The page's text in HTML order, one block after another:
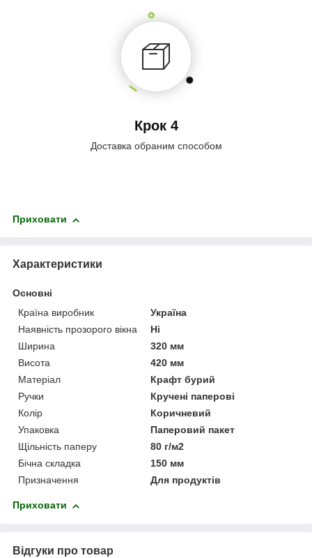
Крок 4
Доставка обраним способом
Приховати
Характеристики
Основні
Країна виробник
Україна
Наявність прозорого вікна
Ні
Ширина
320 мм
Висота
420 мм
Матеріал
Крафт бурий
Ручки
Кручені паперові
Колір
Коричневий
Упаковка
Паперовий пакет
Щільність паперу
80 г/м2
Бічна складка
150 мм
Призначення
Для продуктів
Приховати
Відгуки про товар